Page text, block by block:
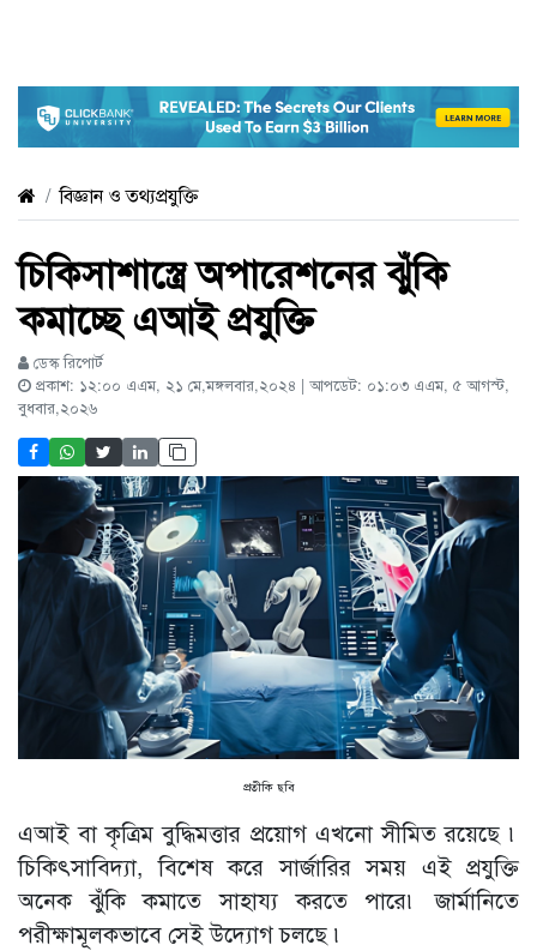
বিজ্ঞান ও তথ্যপ্রযুক্তি
চিকিসাশাস্ত্রে অপারেশনের ঝুঁকি
কমাচ্ছে এআই প্রযুক্তি
ডেস্ক রিপোর্ট
প্রকাশ: ১২:০০ এএম, ২১ মে,মঙ্গলবার,২০২৪ | আপডেট: ০১:০৩ এএম, ৫ আগস্ট,
বুধবার,২০২৬
প্রতীকি ছবি
এআই বা কৃত্রিম বুদ্ধিমত্তার প্রয়োগ এখনো সীমিত রয়েছে ৷
চিকিৎসাবিদ্যা, বিশেষ করে সার্জারির সময় এই প্রযুক্তি
অনেক ঝুঁকি কমাতে সাহায্য করতে পারে৷ জার্মানিতে
পরীক্ষামূলকভাবে সেই উদ্যোগ চলছে ৷